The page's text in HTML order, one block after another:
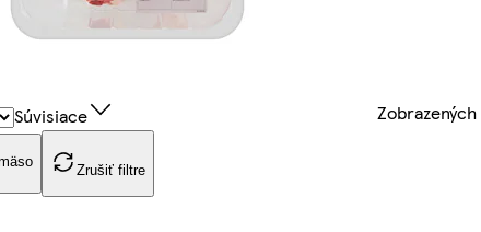
Súvisiace Zobrazených
Zrušiť filtre